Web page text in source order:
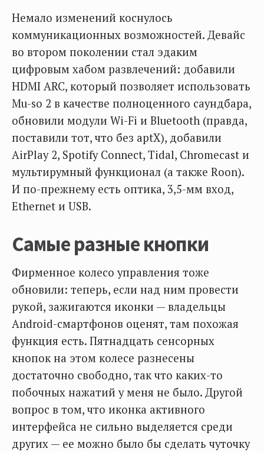
Немало изменений коснулось
коммуникационных возможностей. Девайс
во втором поколении стал эдаким
цифровым хабом развлечений: добавили
HDMI ARC, который позволяет использовать
Mu-so 2 в качестве полноценного саундбара,
обновили модули Wi-Fi и Bluetooth (правда,
поставили тот, что без aptX), добавили
AirPlay 2, Spotify Connect, Tidal, Chromecast и
мультирумный функционал (а также Roon).
И по-прежнему есть оптика, 3,5-мм вход,
Ethernet и USB.
Самые разные кнопки
Фирменное колесо управления тоже
обновили: теперь, если над ним провести
рукой, зажигаются иконки — владельцы
Android-смартфонов оценят, там похожая
функция есть. Пятнадцать сенсорных
кнопок на этом колесе разнесены
достаточно свободно, так что каких-то
побочных нажатий у меня не было. Другой
вопрос в том, что иконка активного
интерфейса не сильно выделяется среди
других — ее можно было бы сделать чуточку